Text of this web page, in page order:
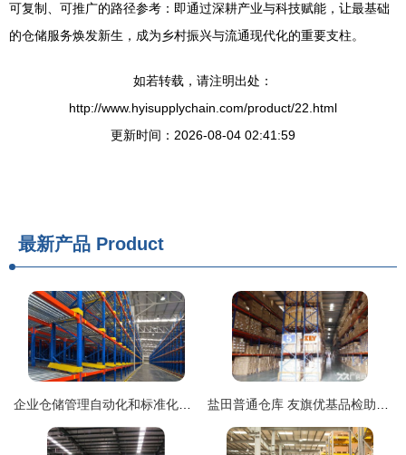
可复制、可推广的路径参考：即通过深耕产业与科技赋能，让最基础
的仓储服务焕发新生，成为乡村振兴与流通现代化的重要支柱。
如若转载，请注明出处：
http://www.hyisupplychain.com/product/22.html
更新时间：2026-08-04 02:41:59
最新产品 Product